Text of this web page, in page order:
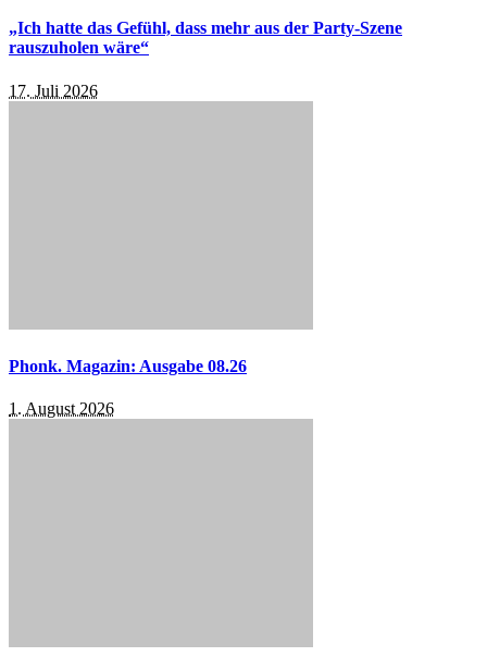
„Ich hatte das Gefühl, dass mehr aus der Party-Szene
rauszuholen wäre“
17. Juli 2026
Phonk. Magazin: Ausgabe 08.26
1. August 2026